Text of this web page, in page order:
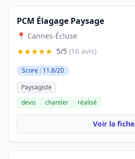
PCM Élagage Paysage
📍 Cannes-Écluse
★★★★★ 5/5 (16 avis)
Score : 11.8/20
Paysagiste
devis
chantier réalisé
Voir la fiche